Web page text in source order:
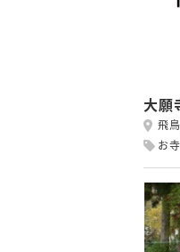
大願
飛
お寺